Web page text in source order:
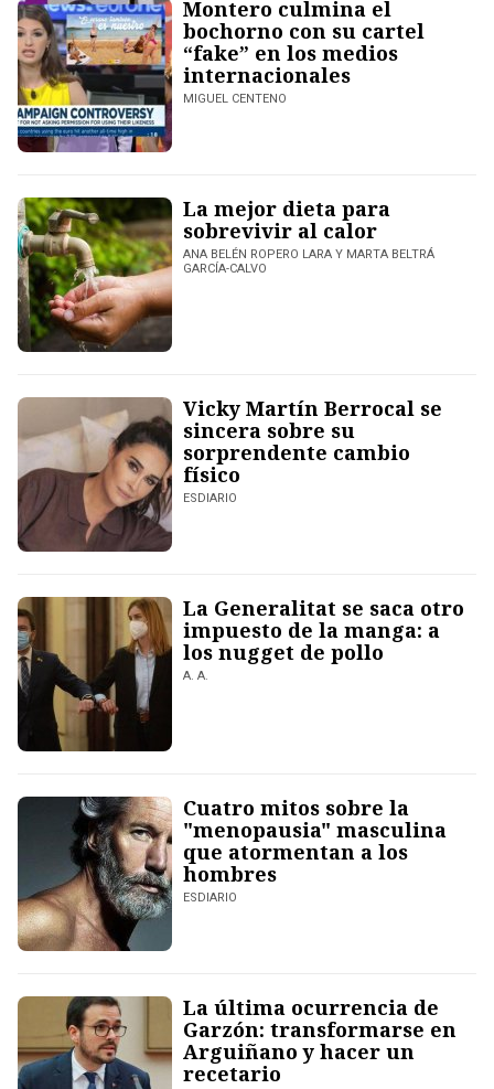
Montero culmina el
bochorno con su cartel
“fake” en los medios
internacionales
MIGUEL CENTENO
La mejor dieta para
sobrevivir al calor
ANA BELÉN ROPERO LARA Y MARTA BELTRÁ
GARCÍA-CALVO
Vicky Martín Berrocal se
sincera sobre su
sorprendente cambio
físico
ESDIARIO
La Generalitat se saca otro
impuesto de la manga: a
los nugget de pollo
A. A.
Cuatro mitos sobre la
"menopausia" masculina
que atormentan a los
hombres
ESDIARIO
La última ocurrencia de
Garzón: transformarse en
Arguiñano y hacer un
recetario